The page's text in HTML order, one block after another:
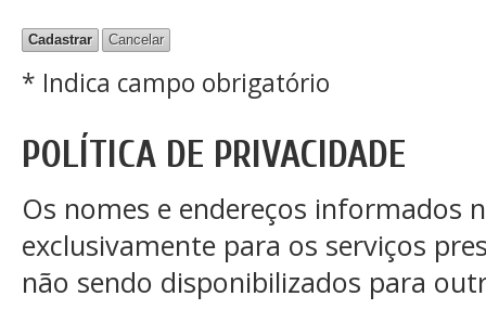
* Indica campo obrigatório
POLÍTICA DE PRIVACIDADE
Os nomes e endereços informados
exclusivamente para os serviços
não sendo disponibilizados para